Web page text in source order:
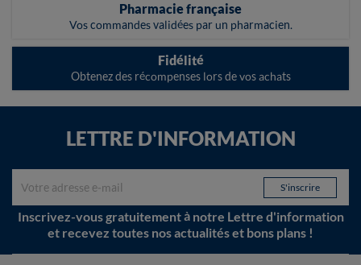
Pharmacie française
Vos commandes validées par un pharmacien.
Fidélité
Obtenez des récompenses lors de vos achats
LETTRE D'INFORMATION
Inscrivez-vous gratuitement à notre Lettre d'information
et recevez toutes nos actualités et bons plans !